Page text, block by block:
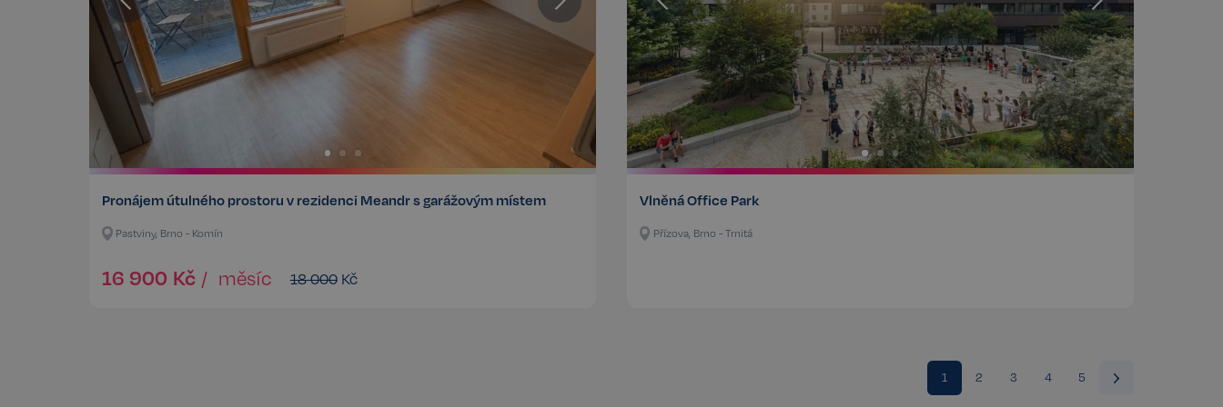
Pronájem útulného prostoru v rezidenci Meandr s garážovým místem
Pastviny, Brno - Komín
16 900 Kč / měsíc 18 000 Kč
Vlněná Office Park
Přízova, Brno - Trnitá
1 2 3 4 5
Zaznamenává údaje o souhlasu návštěvníka s různými
zásadami ochrany osobních údajů a nastavením, které
zajistí, že jejich preference budou v budoucích sezeních
respektovány.
Storage type
Popis
Místní úložiště
Úložiště relace
snowplowOutQueue_ecotrack_cf_get